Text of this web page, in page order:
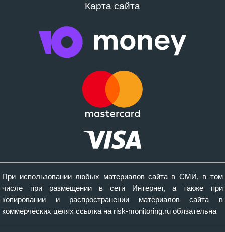
Карта сайта
При использовании любых материалов сайта в СМИ, в том
числе при размещении в сети Интернет, а также при
копировании и распространении материалов сайта в
коммерческих целях ссылка на risk-monitoring.ru обязательна